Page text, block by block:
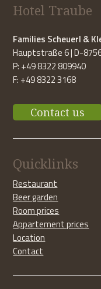
Hotel Traube
Families Scheuerl &
Hauptstraße 6 | D-
P: +49 8322 809940
F: +49 8322 3168
Contact us
Quicklinks
Restaurant
Beer garden
Room prices
Appartement prices
Location
Contact